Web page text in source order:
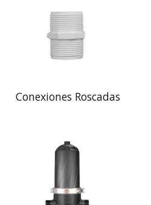
Conexiones Roscadas